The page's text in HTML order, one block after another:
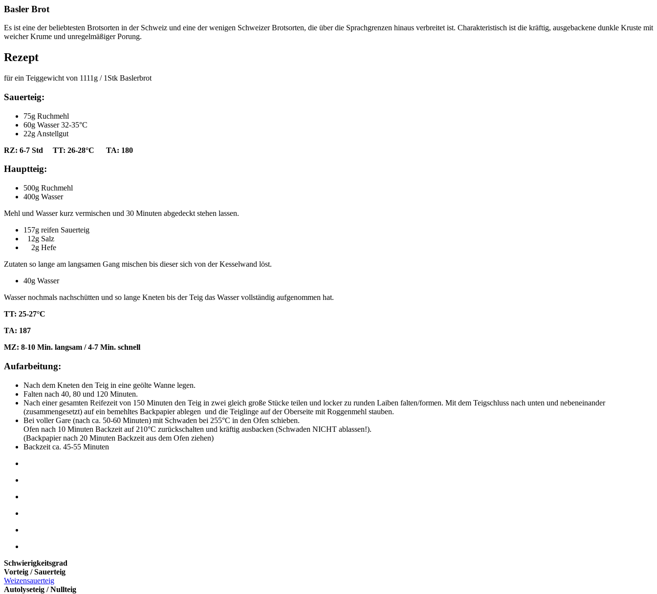
Basler Brot
Es ist eine der beliebtesten Brotsorten in der Schweiz und eine der wenigen Schweizer Brotsorten, die über die Sprachgrenzen hinaus verbreitet ist. Charakteristisch ist die kräftig, ausgebackene dunkle Kruste mit
weicher Krume und unregelmäßiger Porung.
Rezept
für ein Teiggewicht von 1111g / 1Stk Baslerbrot
Sauerteig:
75g Ruchmehl
60g Wasser 32-35°C
22g Anstellgut
RZ: 6-7 Std TT: 26-28°C TA: 180
Hauptteig:
500g Ruchmehl
400g Wasser
Mehl und Wasser kurz vermischen und 30 Minuten abgedeckt stehen lassen.
157g reifen Sauerteig
12g Salz
2g Hefe
Zutaten so lange am langsamen Gang mischen bis dieser sich von der Kesselwand löst.
40g Wasser
Wasser nochmals nachschütten und so lange Kneten bis der Teig das Wasser vollständig aufgenommen hat.
TT: 25-27°C
TA: 187
MZ: 8-10 Min. langsam / 4-7 Min. schnell
Aufarbeitung:
Nach dem Kneten den Teig in eine geölte Wanne legen.
Falten nach 40, 80 und 120 Minuten.
Nach einer gesamten Reifezeit von 150 Minuten den Teig in zwei gleich große Stücke teilen und locker zu runden Laiben falten/formen. Mit dem Teigschluss nach unten und nebeneinander
(zusammengesetzt) auf ein bemehltes Backpapier ablegen und die Teiglinge auf der Oberseite mit Roggenmehl stauben.
Bei voller Gare (nach ca. 50-60 Minuten) mit Schwaden bei 255°C in den Ofen schieben.
Ofen nach 10 Minuten Backzeit auf 210°C zurückschalten und kräftig ausbacken (Schwaden NICHT ablassen!).
(Backpapier nach 20 Minuten Backzeit aus dem Ofen ziehen)
Backzeit ca. 45-55 Minuten
Schwierigkeitsgrad
Vorteig / Sauerteig
Weizensauerteig
Autolyseteig / Nullteig